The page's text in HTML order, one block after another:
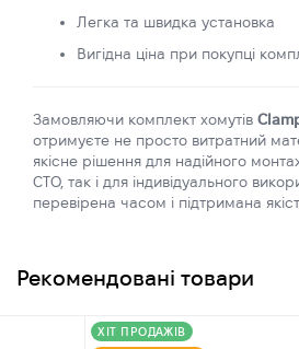
Легка та швидка установка
Вигідна ціна при покупці
Замовляючи комплект хомутів
отримуєте не просто витратний
якісне рішення для надійного
СТО, так і для індивідуального
перевірена часом і підтримана
Рекомендовані товари
ХІТ ПРОДАЖІВ